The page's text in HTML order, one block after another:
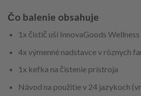
Čo balenie obsahuje
1x čistič uší InnovaGoods Wellness
4x výmenné nadstavce v rôznych
1x kefka na čistenie prístroja
Návod na použitie v 24 jazykoch